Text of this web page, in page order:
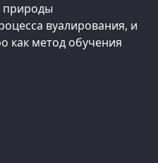
природы
вуалирования, и
как метод обучения